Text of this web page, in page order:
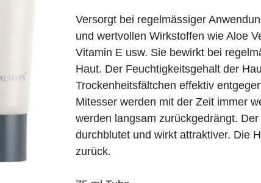
Versorgt bei regelmässiger
und wertvollen Wirkstoffen wie Aloe
Vitamin E usw. Sie bewirkt bei
Haut. Der Feuchtigkeits­gehalt der
Trockenheitsfältchen effektiv
Mitesser werden mit der Zeit immer
werden langsam zurückgedrängt.
durchblutet und wirkt attraktiver. Die
zurück.